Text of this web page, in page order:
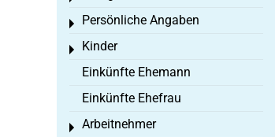
Persönliche Angaben
Toggle menu
Kinder
Toggle menu
Einkünfte Ehemann
Einkünfte Ehefrau
Arbeitnehmer
Toggle menu